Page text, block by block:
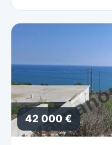
42 000 €